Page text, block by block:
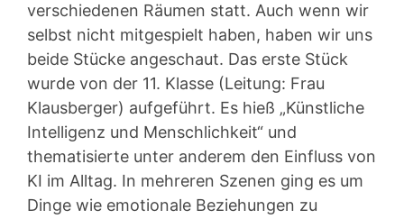
verschiedenen Räumen statt. Auch wenn wir
selbst nicht mitgespielt haben, haben wir uns
beide Stücke angeschaut. Das erste Stück
wurde von der 11. Klasse (Leitung: Frau
Klausberger) aufgeführt. Es hieß „Künstliche
Intelligenz und Menschlichkeit“ und
thematisierte unter anderem den Einfluss von
KI im Alltag. In mehreren Szenen ging es um
Dinge wie emotionale Beziehungen zu